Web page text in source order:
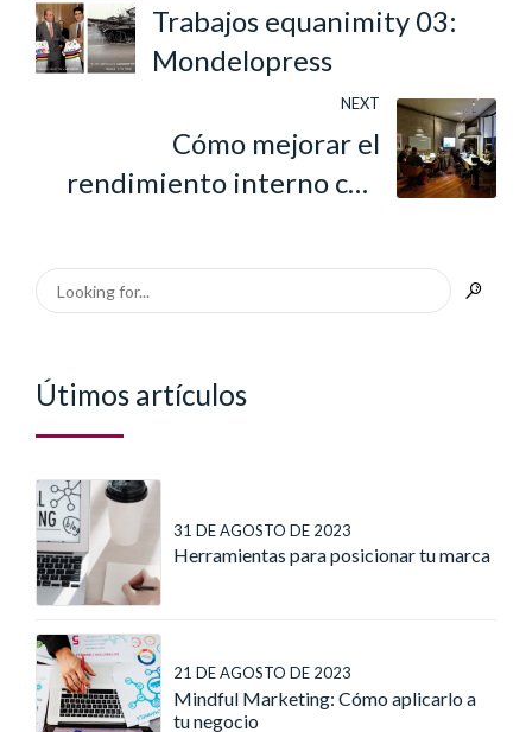
Trabajos equanimity 03:
Mondelopress
NEXT
Cómo mejorar el
rendimiento interno con
Útimos artículos
31 DE AGOSTO DE 2023
Herramientas para posicionar tu marca
21 DE AGOSTO DE 2023
Mindful Marketing: Cómo aplicarlo a
tu negocio